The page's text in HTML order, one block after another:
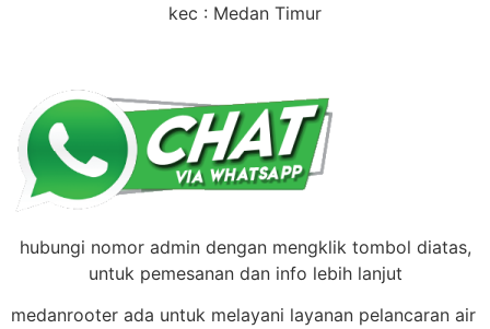
kec : Medan Timur
hubungi nomor admin dengan mengklik tombol diatas,
untuk pemesanan dan info lebih lanjut
medanrooter ada untuk melayani layanan pelancaran air